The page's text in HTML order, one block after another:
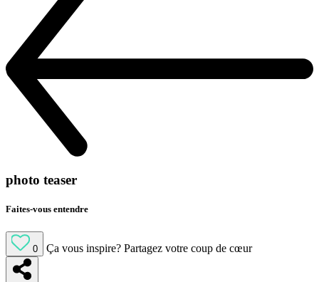
photo teaser
Faites-vous entendre
0 Ça vous inspire? Partagez votre coup de cœur